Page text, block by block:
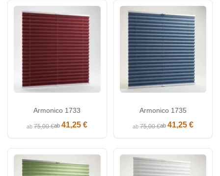
Armonico 1733
ab75,00 €ab41,25 €
Armonico 1735
ab75,00 €ab 41,25 €